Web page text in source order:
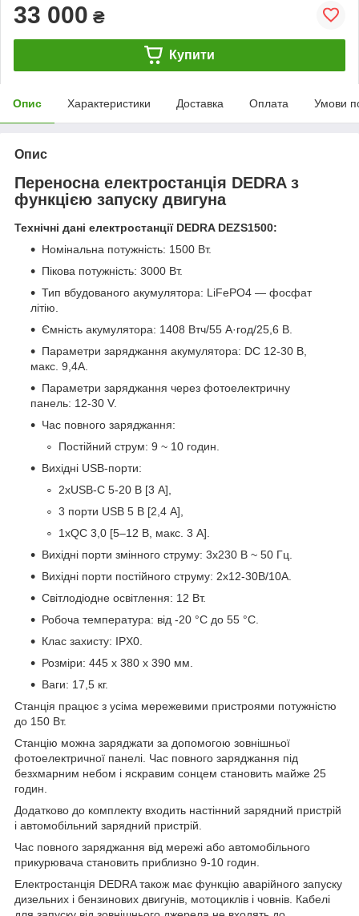
33 000 ₴
Купити
Опис Характеристики Доставка Оплата Умови
Опис
Переносна електростанція DEDRA з
функцією запуску двигуна
Технічні дані електростанції DEDRA DEZS1500:
Номінальна потужність: 1500 Вт.
Пікова потужність: 3000 Вт.
Тип вбудованого акумулятора: LiFePO4 — фосфат
літію.
Ємність акумулятора: 1408 Втч/55 А·год/25,6 В.
Параметри заряджання акумулятора: DC 12-30 В,
макс. 9,4А.
Параметри заряджання через фотоелектричну
панель: 12-30 V.
Час повного заряджання:
Постійний струм: 9 ~ 10 годин.
Вихідні USB-порти:
2xUSB-C 5-20 В [3 А],
3 порти USB 5 В [2,4 А],
1xQC 3,0 [5–12 В, макс. 3 А].
Вихідні порти змінного струму: 3x230 В ~ 50 Гц.
Вихідні порти постійного струму: 2x12-30В/10А.
Світлодіодне освітлення: 12 Вт.
Робоча температура: від -20 °C до 55 °C.
Клас захисту: IPX0.
Розміри: 445 х 380 х 390 мм.
Ваги: 17,5 кг.
Станція працює з усіма мережевими пристроями потужністю
до 150 Вт.
Станцію можна заряджати за допомогою зовнішньої
фотоелектричної панелі. Час повного заряджання під
безхмарним небом і яскравим сонцем становить майже 25
годин.
Додатково до комплекту входить настінний зарядний пристрій
і автомобільний зарядний пристрій.
Час повного заряджання від мережі або автомобільного
прикурювача становить приблизно 9-10 годин.
Електростанція DEDRA також має функцію аварійного запуску
дизельних і бензинових двигунів, мотоциклів і човнів. Кабелі